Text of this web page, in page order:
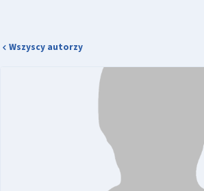
Wszyscy autorzy